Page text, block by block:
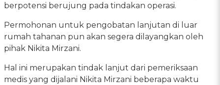
berpotensi berujung pada tindakan operasi.
Permohonan untuk pengobatan lanjutan di luar
rumah tahanan pun akan segera dilayangkan oleh
pihak Nikita Mirzani.
Hal ini merupakan tindak lanjut dari pemeriksaan
medis yang dijalani Nikita Mirzani beberapa waktu